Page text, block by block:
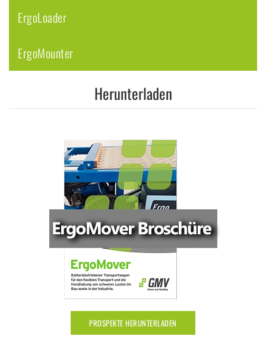
ErgoLoader
ErgoMounter
Herunterladen
PROSPEKTE HERUNTERLADEN